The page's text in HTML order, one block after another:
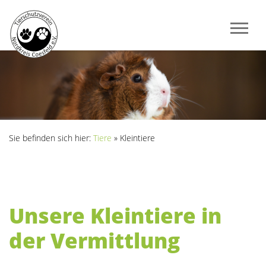
Sie befinden sich hier: Tiere » Kleintiere
Unsere Kleintiere in
der Vermittlung